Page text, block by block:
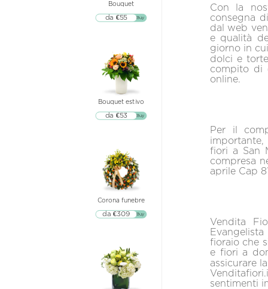
Bouquet
▷▷ Buy
da €55
Bouquet estivo
▷▷ Buy
da €53
Corona funebre
▷▷ Buy
da €309
Con la
consegna
dal web
e qualità
giorno in
dolci e
compito di
online.
Per il
fiori a San
compresa
aprile Cap
Vendita
fioraio che
e fiori a
assicurare
sentimenti